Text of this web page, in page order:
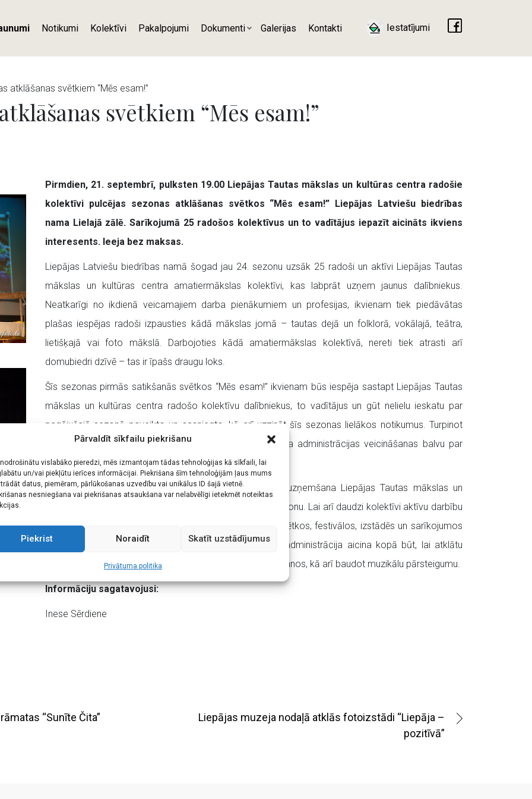
Pārvaldīt sīkfailu piekrišanu
vislabāko pieredzi, mēs izmantojam tādas tehnoloģijas kā sīkfaili, lai
un/vai piekļūtu ierīces informācijai. Piekrišana šīm tehnoloģijām ļaus mums
datus, piemēram, pārlūkošanas uzvedību vai unikālus ID šajā vietnē.
nesniegšana vai piekrišanas atsaukšana var nelabvēlīgi ietekmēt noteiktas
Piekrist Noraidīt Skatīt uzstādījumus
Privātuma politika
Notikumi Kolektīvi Pakalpojumi Dokumenti Galerijas Kontakti Iestatījumi
atklāšanas svētkiem “Mēs esam!”
svētkiem “Mēs esam!”
Pirmdien, 21. septembrī, pulksten 19.00 Liepājas Tautas mākslas un kultūras centra radošie
kolektīvi pulcējas sezonas atklāšanas svētkos “Mēs esam!” Liepājas Latviešu biedrības
nama Lielajā zālē. Sarīkojumā 25 radošos kolektīvus un to vadītājus iepazīt aicināts ikviens
interesents. Ieeja bez maksas.
Liepājas Latviešu biedrības namā šogad jau 24. sezonu uzsāk 25 radoši un aktīvi Liepājas Tautas
mākslas un kultūras centra amatiermākslas kolektīvi, kas labprāt uzņem jaunus dalībniekus.
Neatkarīgi no ikdienā veicamajiem darba pienākumiem un profesijas, ikvienam tiek piedāvātas
plašas iespējas radoši izpausties kādā mākslas jomā – tautas dejā un folklorā, vokālajā, teātra,
lietišķajā vai foto mākslā. Darbojoties kādā amatiermākslas kolektīvā, nereti tiek atrasti arī
domubiedri dzīvē – tas ir īpašs draugu loks.
Šīs sezonas pirmās satikšanās svētkos “Mēs esam!” ikvienam būs iespēja sastapt Liepājas Tautas
mākslas un kultūras centra radošo kolektīvu dalībniekus, to vadītājus un gūt nelielu ieskatu par
pagājušajā sezonā paveikto un sasniegto, kā arī uzzināt šīs sezonas lielākos notikumus. Turpinot
tradīciju, kāds no kolektīviem saņems arī kultūras centra administrācijas veicināšanas balvu par
aizvadītās sezonas veikumu un īpašiem sasniegumiem.
Joprojām aktīvi norit jauno dalībnieku pieteikšanās un uzņemšana Liepājas Tautas mākslas un
kultūras centra kolektīvos, uzsākot jauno 2015./2016. sezonu. Lai arī daudzi kolektīvi aktīvu darbību
turpinājuši visas vasaras garumā, piedaloties dažādos svētkos, festivālos, izstādēs un sarīkojumos
Latvijā un ārvalstīs, septembrī Liepājas kultūras centra administrācija aicina kopā būt, lai atklātu
jauno sezonu – veidotu kopīgu foto un svinētu atkal satikšanos, kā arī baudot muzikālu pārsteigumu.
Informāciju sagatavojusi:
Inese Sērdiene
“Sunīte Čita”
Liepājas muzeja nodaļā atklās fotoizstādi “Liepāja –
pozitīvā”